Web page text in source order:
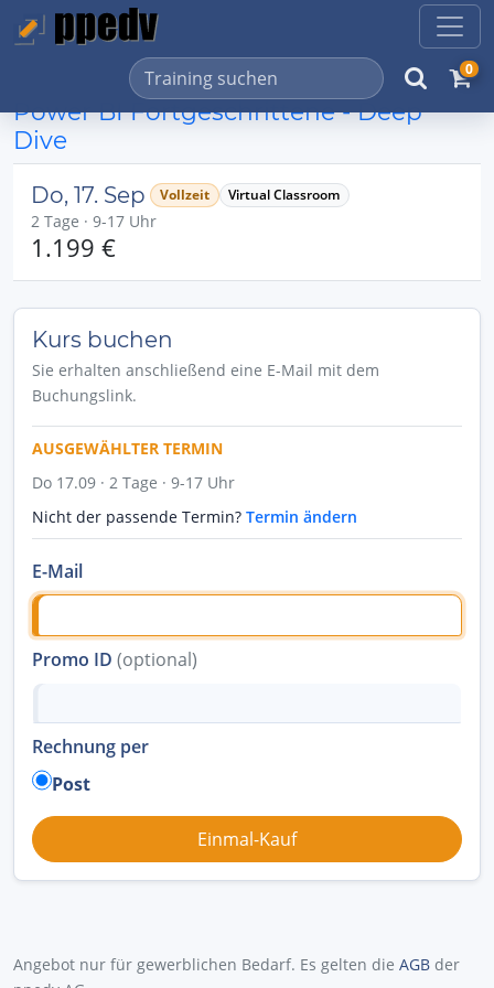
0
Power BI Fortgeschrittene - Deep
Dive
Do, 17. Sep Vollzeit Virtual Classroom
2 Tage · 9-17 Uhr
1.199 €
Kurs buchen
Sie erhalten anschließend eine E-Mail mit dem
Buchungslink.
AUSGEWÄHLTER TERMIN
Do 17.09 · 2 Tage · 9-17 Uhr
Nicht der passende Termin? Termin ändern
E-Mail
Promo ID (optional)
Rechnung per
Post
Angebot nur für gewerblichen Bedarf. Es gelten die AGB der